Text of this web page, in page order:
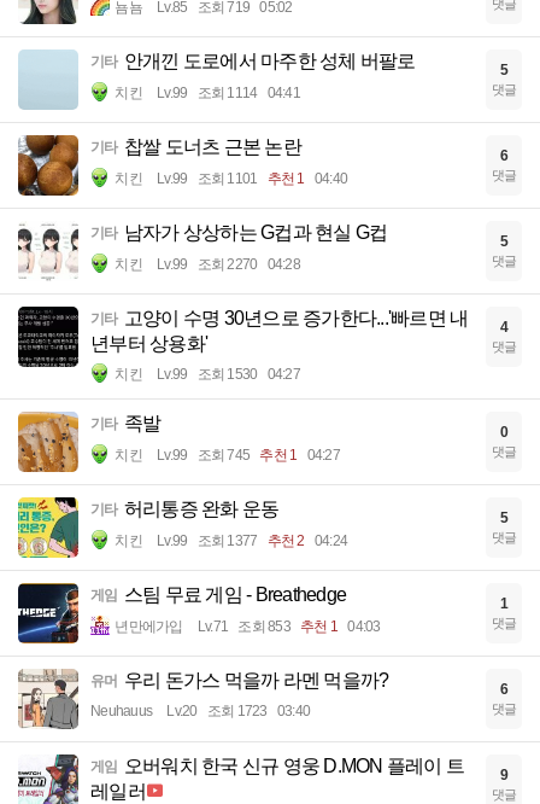
뇸뇸 Lv.85 조회 719 05:02 댓글
기타 안개낀 도로에서 마주한 성체 버팔로
치킨 Lv.99 조회 1114 04:41
5
댓글
기타 찹쌀 도너츠 근본 논란
치킨 Lv.99 조회 1101 추천 1 04:40
6
댓글
기타 남자가 상상하는 G컵과 현실 G컵
치킨 Lv.99 조회 2270 04:28
5
댓글
기타 고양이 수명 30년으로 증가한다...'빠르면 내
년부터 상용화'
치킨 Lv.99 조회 1530 04:27
4
댓글
기타 족발
치킨 Lv.99 조회 745 추천 1 04:27
0
댓글
기타 허리통증 완화 운동
치킨 Lv.99 조회 1377 추천 2 04:24
5
댓글
게임 스팀 무료 게임 - Breathedge
년만에가입 Lv.71 조회 853 추천 1 04:03
1
댓글
유머 우리 돈가스 먹을까 라멘 먹을까?
Neuhauus Lv.20 조회 1723 03:40
6
댓글
게임
오버워치 한국 신규 영웅 D.MON 플레이 트
레일러
9
댓글